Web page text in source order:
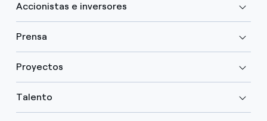
Accionistas e inversores
Prensa
Proyectos
Talento